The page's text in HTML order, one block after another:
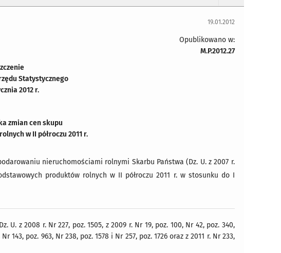
19.01.2012
Opublikowano w:
M.P.2012.27
Statystycznego
2012 r.
zmian cen skupu
w II półroczu 2011 r.
nieruchomościami rolnymi Skarbu Państwa (Dz. U. z 2007 r.
produktów rolnych w II półroczu 2011 r. w stosunku do I
z 2008 r. Nr 227, poz. 1505, z 2009 r. Nr 19, poz. 100, Nr 42, poz. 340,
143, poz. 963, Nr 238, poz. 1578 i Nr 257, poz. 1726 oraz z 2011 r. Nr 233,